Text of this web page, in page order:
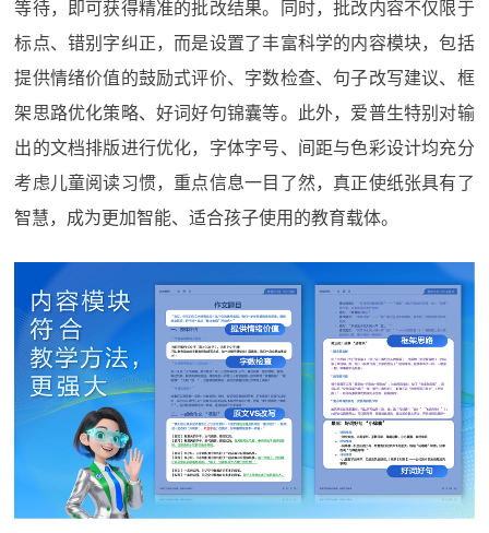
等待，即可获得精准的批改结果。同时，批改内容不仅限于
标点、错别字纠正，而是设置了丰富科学的内容模块，包括
提供情绪价值的鼓励式评价、字数检查、句子改写建议、框
架思路优化策略、好词好句锦囊等。此外，爱普生特别对输
出的文档排版进行优化，字体字号、间距与色彩设计均充分
考虑儿童阅读习惯，重点信息一目了然，真正使纸张具有了
智慧，成为更加智能、适合孩子使用的教育载体。